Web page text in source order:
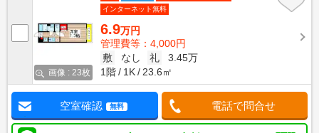
画像 : 23枚
インターネット無料
6.9万円
管理費等：4,000円
敷
なし 礼
3.45万
1階
1K 23.6㎡
空室確認 無料 電話で問合せ